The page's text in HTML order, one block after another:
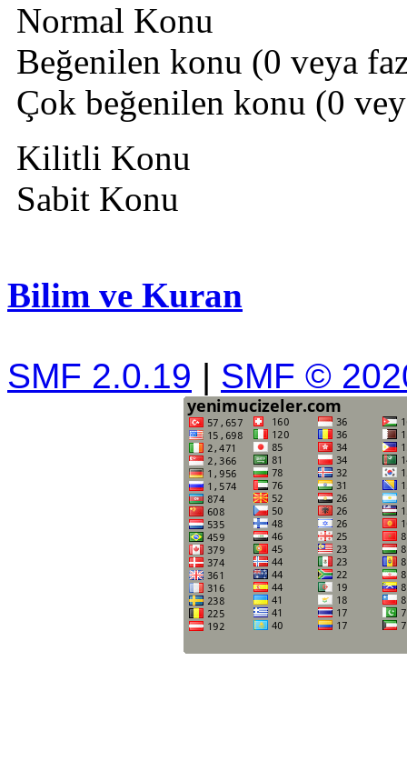
Normal Konu
Beğenilen konu (0 veya
Çok beğenilen konu (0
Kilitli Konu
Sabit Konu
Bilim ve Kuran
SMF 2.0.19 | SMF ©